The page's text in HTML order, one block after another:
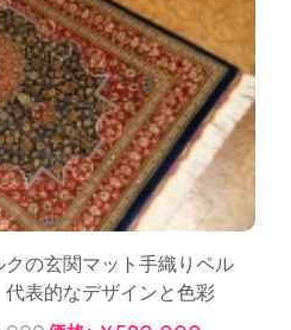
の玄関マット手織りペル
表的なデザインと色彩